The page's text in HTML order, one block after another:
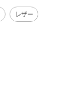
レザー